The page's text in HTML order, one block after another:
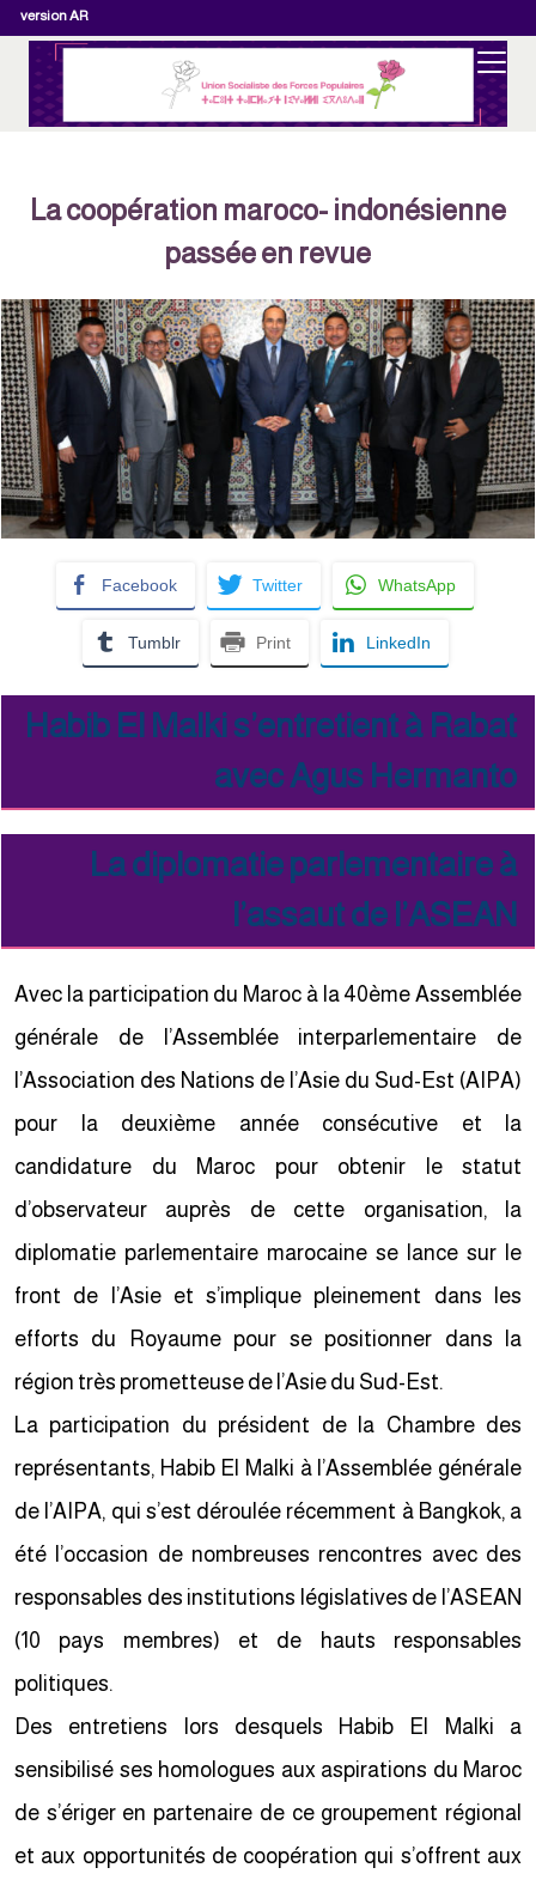
version AR
La coopération maroco- indonésienne
passée en revue
Facebook Twitter WhatsApp
Tumblr Print LinkedIn
Habib El Malki s’entretient à Rabat
avec Agus Hermanto
La diplomatie parlementaire à
l’assaut de l’ASEAN
Avec la participation du Maroc à la 40ème Assemblée
générale de l’Assemblée interparlementaire de
l’Association des Nations de l’Asie du Sud-Est (AIPA)
pour la deuxième année consécutive et la
candidature du Maroc pour obtenir le statut
d’observateur auprès de cette organisation, la
diplomatie parlementaire marocaine se lance sur le
front de l’Asie et s’implique pleinement dans les
efforts du Royaume pour se positionner dans la
région très prometteuse de l’Asie du Sud-Est.
La participation du président de la Chambre des
représentants, Habib El Malki à l’Assemblée générale
de l’AIPA, qui s’est déroulée récemment à Bangkok, a
été l’occasion de nombreuses rencontres avec des
responsables des institutions législatives de l’ASEAN
(10 pays membres) et de hauts responsables
politiques.
Des entretiens lors desquels Habib El Malki a
sensibilisé ses homologues aux aspirations du Maroc
de s’ériger en partenaire de ce groupement régional
et aux opportunités de coopération qui s’offrent aux